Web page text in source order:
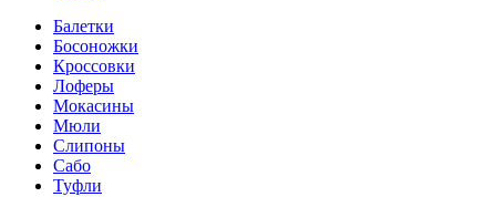
Балетки
Босоножки
Кроссовки
Лоферы
Мокасины
Мюли
Слипоны
Сабо
Туфли